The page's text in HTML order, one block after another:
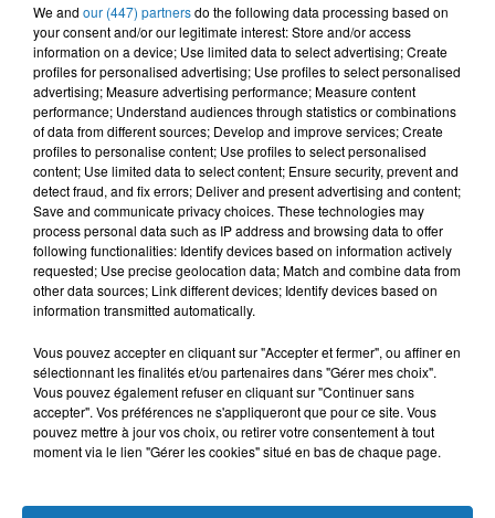
L'HOROSCOPE
Bélier Taureau Gémeaux
We and our (447) partnersdo the following data processing based on
your consent and/or our legitimate interest: Store and/or access
information on a device; Use limited data to select advertising; Create
profiles for personalised advertising; Use profiles to select personalised
advertising; Measure advertising performance; Measure content
performance; Understand audiences through statistics or combinations
of data from different sources; Develop and improve services; Create
profiles to personalise content; Use profiles to select personalised
content; Use limited data to select content; Ensure security, prevent and
detect fraud, and fix errors; Deliver and present advertising and content;
Save and communicate privacy choices. These technologies may
process personal data such as IP address and browsing data to offer
following functionalities: Identify devices based on information actively
requested; Use precise geolocation data; Match and combine data from
other data sources; Link different devices; Identify devices based on
information transmitted automatically.
Vous pouvez accepter en cliquant sur "Accepter et fermer", ou affiner en
sélectionnant les finalités et/ou partenaires dans "Gérer mes choix".
Vous pouvez également refuser en cliquant sur "Continuer sans
accepter". Vos préférences ne s'appliqueront que pour ce site. Vous
pouvez mettre à jour vos choix, ou retirer votre consentement à tout
moment via le lien "Gérer les cookies" situé en bas de chaque page.